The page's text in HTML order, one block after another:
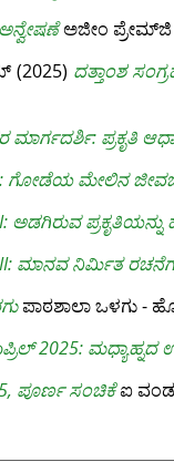
ಅಜೀಂ ಪ್ರೇಮ್‌ಜಿ
(2025) ದತ್ತಾಂಶ
ಮಾರ್ಗದರ್ಶಿ: ಪ್ರಕೃತಿ
ಗೋಡೆಯ ಮೇಲಿನ
ಪ್ರಕೃತಿಯನ್ನು
ಮಾನವ ನಿರ್ಮಿತ
ಪಾಠಶಾಲಾ ಒಳಗು -
2025: ಮಧ್ಯಾಹ್ನದ
ಪೂರ್ಣ ಸಂಚಿಕೆಐ